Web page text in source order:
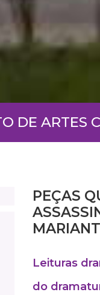
DE ARTES
PEÇAS
Leituras
do